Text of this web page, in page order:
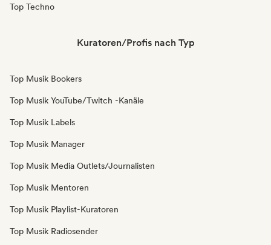
Top Techno
Kuratoren/Profis nach Typ
Top Musik Bookers
Top Musik YouTube/Twitch -Kanäle
Top Musik Labels
Top Musik Manager
Top Musik Media Outlets/Journalisten
Top Musik Mentoren
Top Musik Playlist-Kuratoren
Top Musik Radiosender